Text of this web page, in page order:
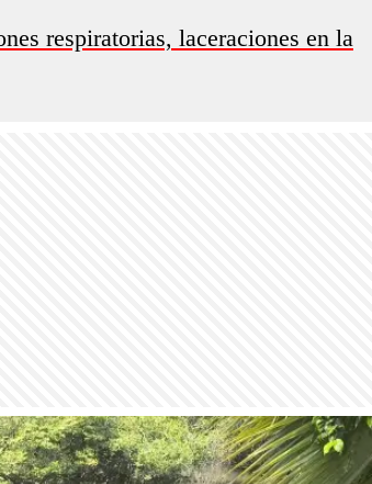
respiratorias, laceraciones en la